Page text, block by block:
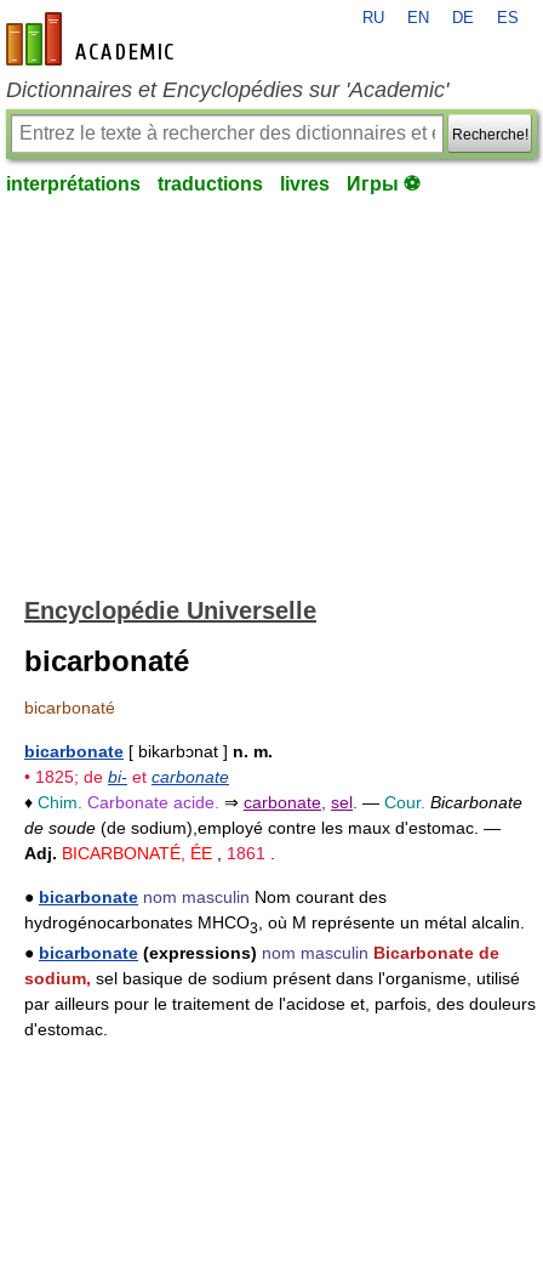
fr-academic.com
RU EN DE ES
Dictionnaires et Encyclopédies sur 'Academic'
Recherche!
interprétations traductions livres Игры ⚽
Encyclopédie Universelle
bicarbonaté
bicarbonaté
bicarbonate [ bikarbɔnat ] n. m.
• 1825; de bi- et carbonate
♦ Chim. Carbonate acide. ⇒ carbonate sel — Cour. Bicarbonate
de soude (de sodium), employé contre les maux d'estomac. —
Adj. BICARBONATÉ, ÉE 1861
● bicarbonate nom masculin Nom courant des
hydrogénocarbonates MHCO3
, où M représente un métal alcalin.
● bicarbonate (expressions) nom masculin Bicarbonate de
sodium, sel basique de sodium présent dans l'organisme, utilisé
par ailleurs pour le traitement de l'acidose et, parfois, des douleurs
d'estomac.